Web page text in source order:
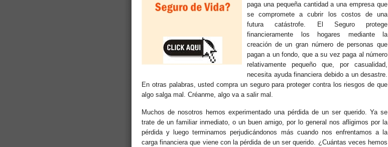
paga una pequeña cantidad a una empresa que
se compromete a cubrir los costos de una
futura catástrofe. El Seguro protege
financieramente los hogares mediante la
creación de un gran número de personas que
pagan a un fondo, que a su vez paga al número
relativamente pequeño que, por casualidad,
necesita ayuda financiera debido a un desastre.
En otras palabras, usted compra un seguro para proteger contra los riesgos de que
algo salga mal. Créanme, algo va a salir mal.
Muchos de nosotros hemos experimentado una pérdida de un ser querido. Ya se
trate de un familiar inmediato, o un buen amigo, por lo general nos afligimos por la
pérdida y luego terminamos perjudicándonos más cuando nos enfrentamos a la
carga financiera que viene con la pérdida de un ser querido. ¿Cuántas veces hemos